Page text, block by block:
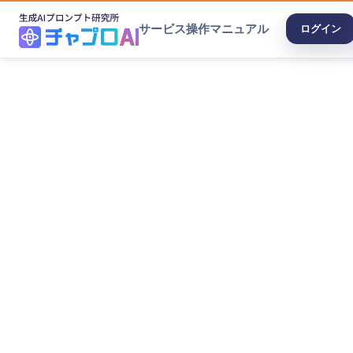
サービス操作マニュアル ログイン